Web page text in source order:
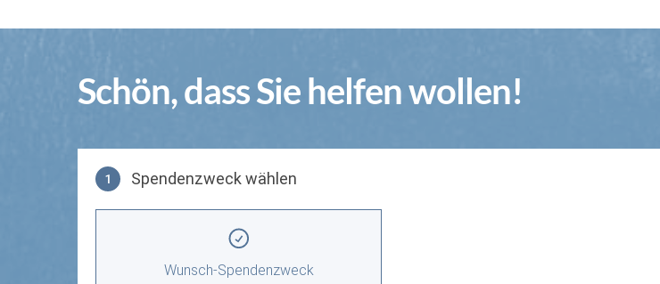
Schön, dass Sie helfen wollen!
1 Spendenzweck wählen
Wunsch-Spendenzweck